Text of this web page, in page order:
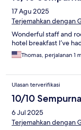
17 Agu 2025
Terjemahkan dengan
Wonderful staff and
hotel breakfast I’ve
Thomas, perjalanan 1
Ulasan terverifikasi
10/10 Sempurna
6 Jul 2025
Terjemahkan dengan